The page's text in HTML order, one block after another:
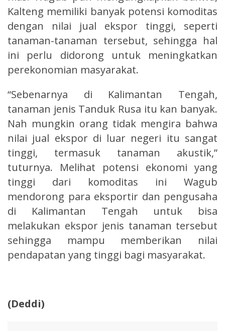
Kalteng memiliki banyak potensi komoditas
dengan nilai jual ekspor tinggi, seperti
tanaman-tanaman tersebut, sehingga hal
ini perlu didorong untuk meningkatkan
perekonomian masyarakat.
“Sebenarnya di Kalimantan Tengah,
tanaman jenis Tanduk Rusa itu kan banyak.
Nah mungkin orang tidak mengira bahwa
nilai jual ekspor di luar negeri itu sangat
tinggi, termasuk tanaman akustik,”
tuturnya. Melihat potensi ekonomi yang
tinggi dari komoditas ini Wagub
mendorong para eksportir dan pengusaha
di Kalimantan Tengah untuk bisa
melakukan ekspor jenis tanaman tersebut
sehingga mampu memberikan nilai
pendapatan yang tinggi bagi masyarakat.
(Deddi)